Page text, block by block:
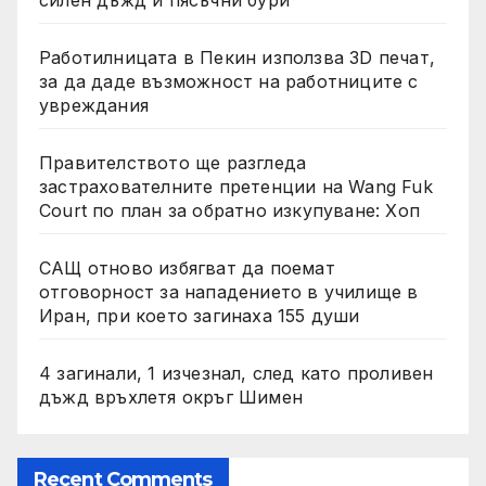
Работилницата в Пекин използва 3D печат,
за да даде възможност на работниците с
увреждания
Правителството ще разгледа
застрахователните претенции на Wang Fuk
Court по план за обратно изкупуване: Хоп
САЩ отново избягват да поемат
отговорност за нападението в училище в
Иран, при което загинаха 155 души
4 загинали, 1 изчезнал, след като проливен
дъжд връхлетя окръг Шимен
Recent Comments